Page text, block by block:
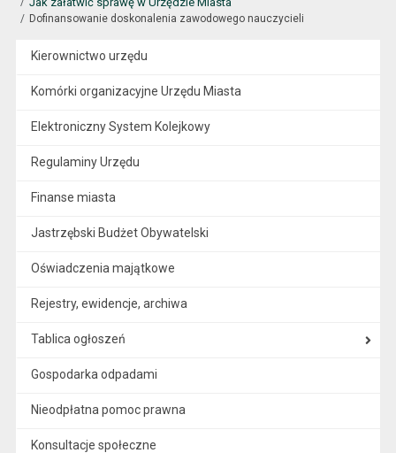
Dofinansowanie doskonalenia zawodowego nauczycieli
Kierownictwo urzędu
Komórki organizacyjne Urzędu Miasta
Elektroniczny System Kolejkowy
Regulaminy Urzędu
Finanse miasta
Jastrzębski Budżet Obywatelski
Oświadczenia majątkowe
Rejestry, ewidencje, archiwa
Tablica ogłoszeń
Gospodarka odpadami
Nieodpłatna pomoc prawna
Konsultacje społeczne